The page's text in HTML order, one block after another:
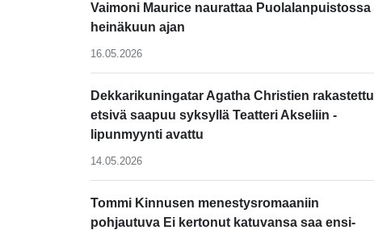
Vaimoni Maurice naurattaa Puolalanpuistossa
heinäkuun ajan
16.05.2026
Dekkarikuningatar Agatha Christien rakastettu
etsivä saapuu syksyllä Teatteri Akseliin -
lipunmyynti avattu
14.05.2026
Tommi Kinnusen menestysromaaniin
pohjautuva Ei kertonut katuvansa saa ensi-